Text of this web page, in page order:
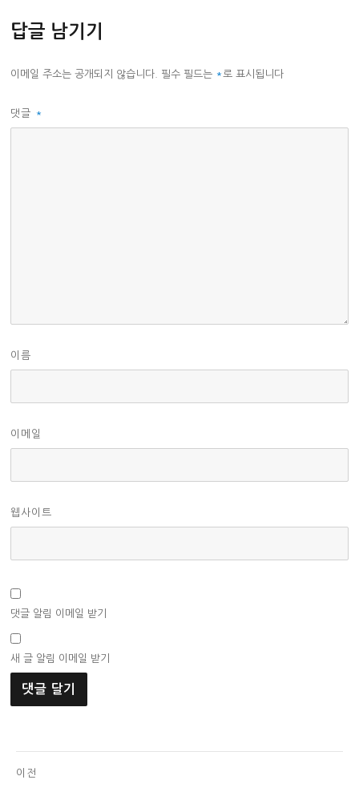
리
답글 남기기
이메일 주소는 공개되지 않습니다. 필수 필드는 *로 표시됩니다
댓글 *
이름
이메일
웹사이트
댓글 알림 이메일 받기
새 글 알림 이메일 받기
글
이전